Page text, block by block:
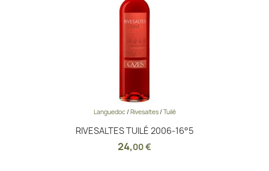
Languedoc/Rivesaltes/Tuilé
RIVESALTES TUILÉ 2006-16°5
24,00 €